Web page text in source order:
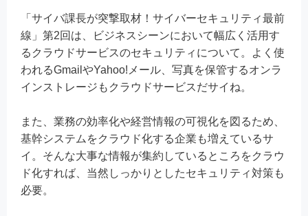
「サイバ課長が突撃取材！サイバーセキュリティ最前
線」第2回は、ビジネスシーンにおいて幅広く活用す
るクラウドサービスのセキュリティについて。よく使
われるGmailやYahoo!メール、写真を保管するオンラ
インストレージもクラウドサービスだサイね。
また、業務の効率化や経営情報の可視化を図るため、
基幹システムをクラウド化する企業も増えているサ
イ。そんな大事な情報が集約しているところをクラウ
ド化すれば、当然しっかりとしたセキュリティ対策も
必要。